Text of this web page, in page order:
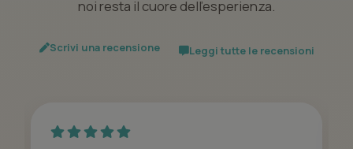
noi resta il cuore dell’esperienza.
Scrivi una recensione Leggi tutte le recensioni